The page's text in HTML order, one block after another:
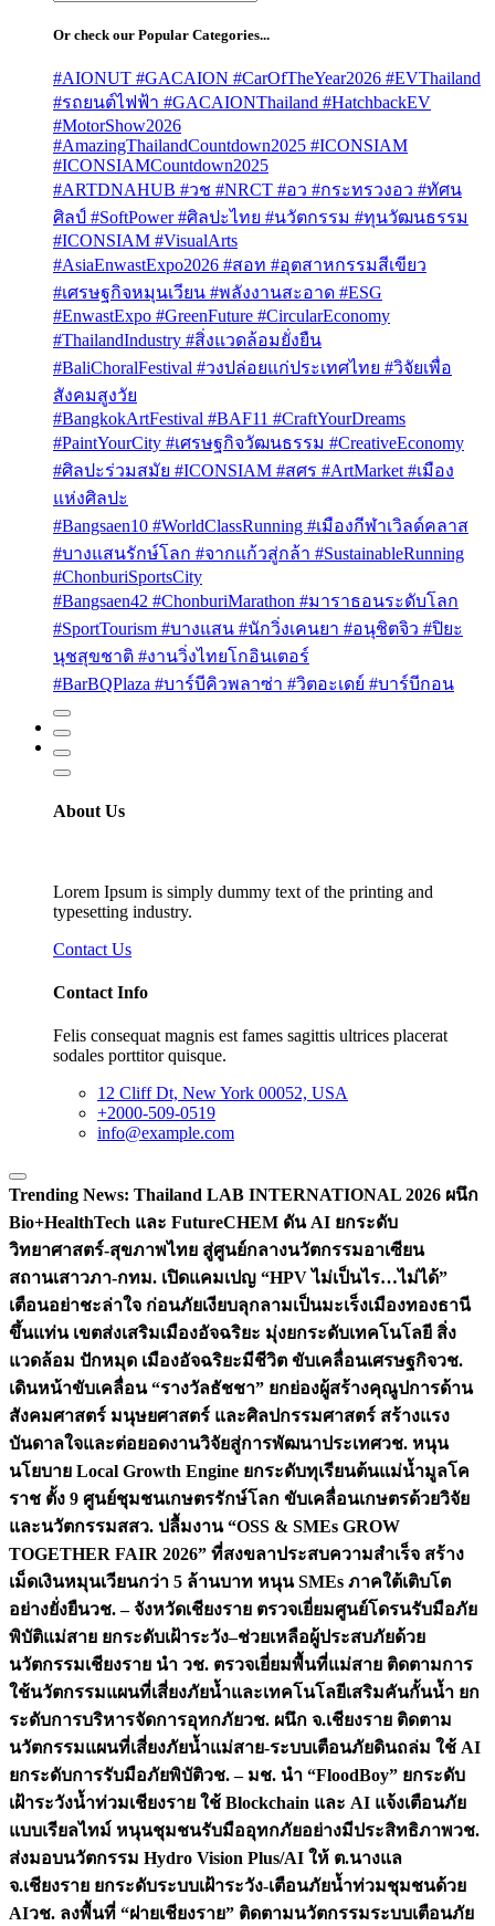
for:
Or check our Popular Categories...
#AIONUT #GACAION #CarOfTheYear2026 #EVThailand
#รถยนต์ไฟฟ้า #GACAIONThailand #HatchbackEV
#MotorShow2026
#AmazingThailandCountdown2025 #ICONSIAM
#ICONSIAMCountdown2025
#ARTDNAHUB #วช #NRCT #อว #กระทรวงอว #ทัศน
ศิลป์ #SoftPower #ศิลปะไทย #นวัตกรรม #ทุนวัฒนธรรม
#ICONSIAM #VisualArts
#AsiaEnwastExpo2026 #สอท #อุตสาหกรรมสีเขียว
#เศรษฐกิจหมุนเวียน #พลังงานสะอาด #ESG
#EnwastExpo #GreenFuture #CircularEconomy
#ThailandIndustry #สิ่งแวดล้อมยั่งยืน
#BaliChoralFestival #วงปล่อยแก่ประเทศไทย #วิจัยเพื่อ
สังคมสูงวัย
#BangkokArtFestival #BAF11 #CraftYourDreams
#PaintYourCity #เศรษฐกิจวัฒนธรรม #CreativeEconomy
#ศิลปะร่วมสมัย #ICONSIAM #สศร #ArtMarket #เมือง
แห่งศิลปะ
#Bangsaen10 #WorldClassRunning #เมืองกีฬาเวิลด์คลาส
#บางแสนรักษ์โลก #จากแก้วสู่กล้า #SustainableRunning
#ChonburiSportsCity
#Bangsaen42 #ChonburiMarathon #มาราธอนระดับโลก
#SportTourism #บางแสน #นักวิ่งเคนยา #อนุชิตจิว #ปิยะ
นุชสุขชาติ #งานวิ่งไทยโกอินเตอร์
#BarBQPlaza #บาร์บีคิวพลาซ่า #วิตอะเดย์ #บาร์บีกอน
About Us
Lorem Ipsum is simply dummy text of the printing and
typesetting industry.
Contact Us
Contact Info
Felis consequat magnis est fames sagittis ultrices placerat
sodales porttitor quisque.
12 Cliff Dt, New York 00052, USA
+2000-509-0519
info@example.com
Trending News: Thailand LAB INTERNATIONAL 2026 ผนึก
Bio+HealthTech และ FutureCHEM ดัน AI ยกระดับ
วิทยาศาสตร์-สุขภาพไทย สู่ศูนย์กลางนวัตกรรมอาเซียน
สถานเสาวภา-กทม. เปิดแคมเปญ “HPV ไม่เป็นไร…ไม่ได้”
เตือนอย่าชะล่าใจ ก่อนภัยเงียบลุกลามเป็นมะเร็งเมืองทองธานี
ขึ้นแท่น เขตส่งเสริมเมืองอัจฉริยะ มุ่งยกระดับเทคโนโลยี สิ่ง
แวดล้อม ปักหมุด เมืองอัจฉริยะมีชีวิต ขับเคลื่อนเศรษฐกิจวช.
เดินหน้าขับเคลื่อน “รางวัลธัชชา” ยกย่องผู้สร้างคุณูปการด้าน
สังคมศาสตร์ มนุษยศาสตร์ และศิลปกรรมศาสตร์ สร้างแรง
บันดาลใจและต่อยอดงานวิจัยสู่การพัฒนาประเทศวช. หนุน
นโยบาย Local Growth Engine ยกระดับทุเรียนต้นแม่น้ำมูลโค
ราช ตั้ง 9 ศูนย์ชุมชนเกษตรรักษ์โลก ขับเคลื่อนเกษตรด้วยวิจัย
และนวัตกรรมสสว. ปลื้มงาน “OSS & SMEs GROW
TOGETHER FAIR 2026” ที่สงขลาประสบความสำเร็จ สร้าง
เม็ดเงินหมุนเวียนกว่า 5 ล้านบาท หนุน SMEs ภาคใต้เติบโต
อย่างยั่งยืนวช. – จังหวัดเชียงราย ตรวจเยี่ยมศูนย์โดรนรับมือภัย
พิบัติแม่สาย ยกระดับเฝ้าระวัง–ช่วยเหลือผู้ประสบภัยด้วย
นวัตกรรมเชียงราย นำ วช. ตรวจเยี่ยมพื้นที่แม่สาย ติดตามการ
ใช้นวัตกรรมแผนที่เสี่ยงภัยน้ำและเทคโนโลยีเสริมคันกั้นน้ำ ยก
ระดับการบริหารจัดการอุทกภัยวช. ผนึก จ.เชียงราย ติดตาม
นวัตกรรมแผนที่เสี่ยงภัยน้ำแม่สาย-ระบบเตือนภัยดินถล่ม ใช้ AI
ยกระดับการรับมือภัยพิบัติวช. – มช. นำ “FloodBoy” ยกระดับ
เฝ้าระวังน้ำท่วมเชียงราย ใช้ Blockchain และ AI แจ้งเตือนภัย
แบบเรียลไทม์ หนุนชุมชนรับมืออุทกภัยอย่างมีประสิทธิภาพวช.
ส่งมอบนวัตกรรม Hydro Vision Plus/AI ให้ ต.นางแล
จ.เชียงราย ยกระดับระบบเฝ้าระวัง-เตือนภัยน้ำท่วมชุมชนด้วย
AIวช. ลงพื้นที่ “ฝายเชียงราย” ติดตามนวัตกรรมระบบเตือนภัย